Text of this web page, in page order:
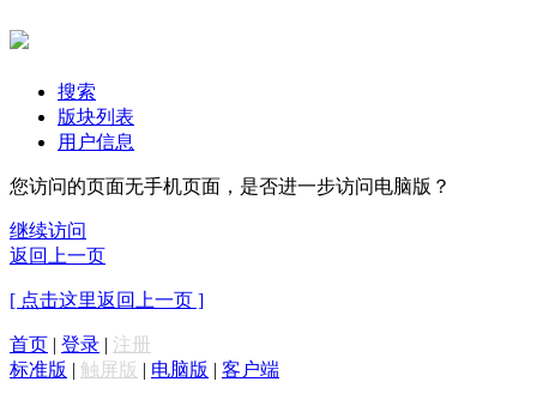
搜索
版块列表
用户信息
您访问的页面无手机页面，是否进一步访问电脑版？
继续访问
返回上一页
[ 点击这里返回上一页 ]
首页 | 登录 | 注册
标准版 | 触屏版 | 电脑版 | 客户端